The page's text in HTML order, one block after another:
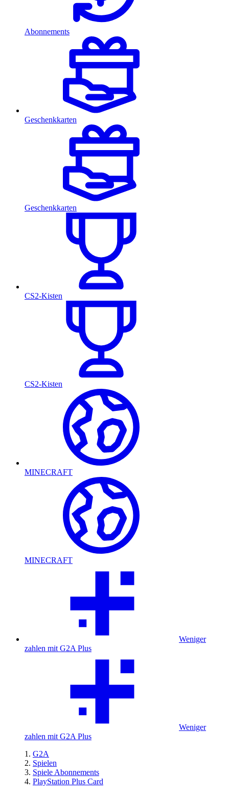
Abonnements
Geschenkkarten
Geschenkkarten
CS2-Kisten
CS2-Kisten
MINECRAFT
MINECRAFT
Weniger
zahlen mit G2A Plus
Weniger
zahlen mit G2A Plus
G2A
Spielen
Spiele Abonnements
PlayStation Plus Card